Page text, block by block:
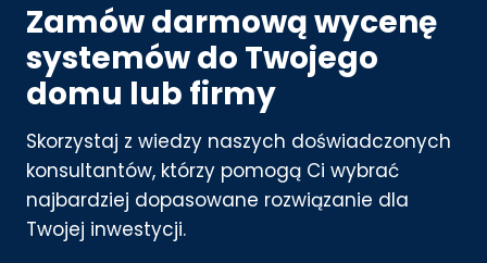
Zamów darmową wycenę
systemów do Twojego
domu lub firmy
Skorzystaj z wiedzy naszych doświadczonych
konsultantów, którzy pomogą Ci wybrać
najbardziej dopasowane rozwiązanie dla
Twojej inwestycji.